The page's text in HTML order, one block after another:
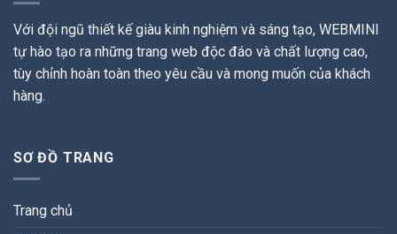
Với đội ngũ thiết kế giàu kinh nghiệm và sáng tạo, WEBMINI
tự hào tạo ra những trang web độc đáo và chất lượng cao,
tùy chỉnh hoàn toàn theo yêu cầu và mong muốn của khách
hàng.
SƠ ĐỒ TRANG
Trang chủ